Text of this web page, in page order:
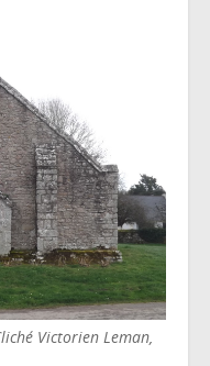
Victorien Leman,